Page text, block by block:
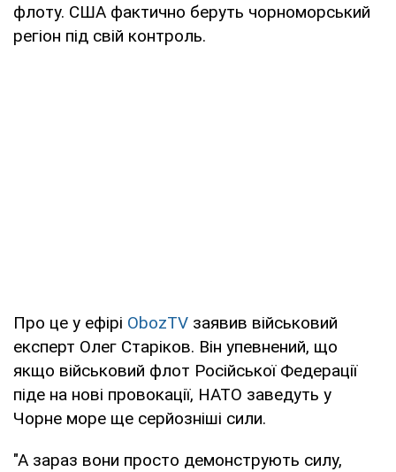
флоту. США фактично беруть чорноморський
регіон під свій контроль.
Про це у ефірі ObozTV заявив військовий
експерт Олег Старіков. Він упевнений, що
якщо військовий флот Російської Федерації
піде на нові провокації, НАТО заведуть у
Чорне море ще серйозніші сили.
"А зараз вони просто демонструють силу,